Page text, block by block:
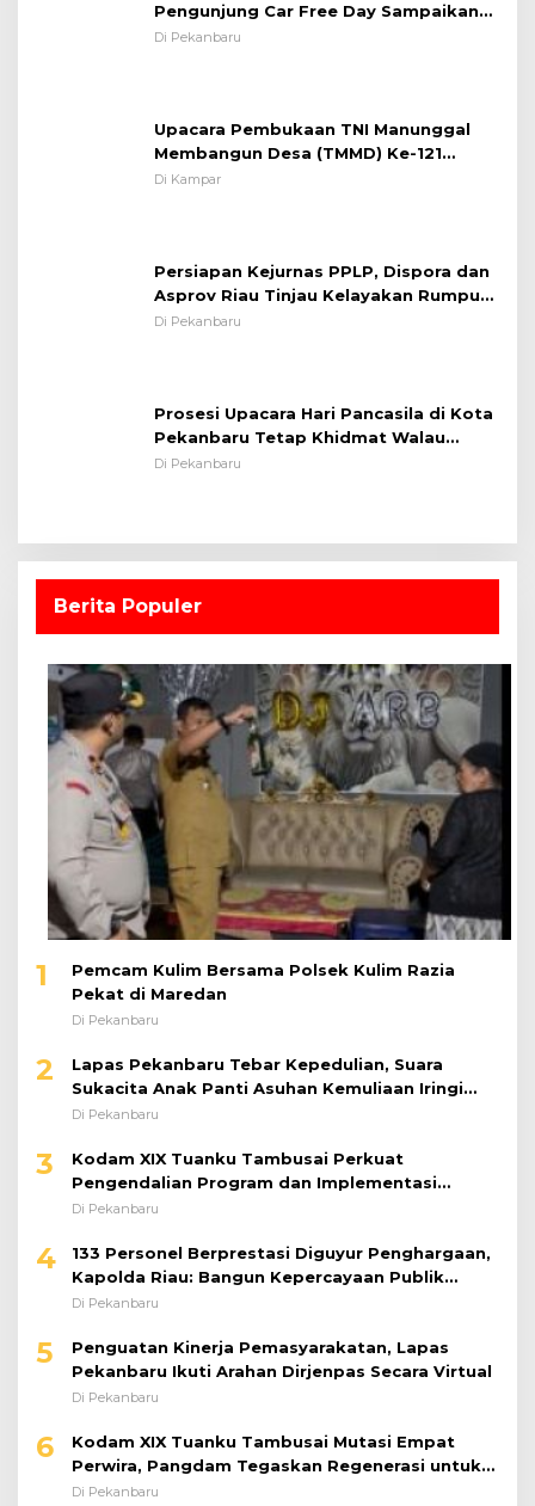
Pengunjung Car Free Day Sampaikan
Pesan Edukasi Kamtibmas &
Di Pekanbaru
Upacara Pembukaan TNI Manunggal
Membangun Desa (TMMD) Ke-121
Kodim 0313/KPR Tahun 2024) ?
Di Kampar
Persiapan Kejurnas PPLP, Dispora dan
Asprov Riau Tinjau Kelayakan Rumput
Lapangan Sepakbola
Di Pekanbaru
Prosesi Upacara Hari Pancasila di Kota
Pekanbaru Tetap Khidmat Walau
Dalam Ruangan
Di Pekanbaru
Berita Populer
1
Pemcam Kulim Bersama Polsek Kulim Razia
Pekat di Maredan
Di Pekanbaru
2
Lapas Pekanbaru Tebar Kepedulian, Suara
Sukacita Anak Panti Asuhan Kemuliaan Iringi
Bantuan Sosial
Di Pekanbaru
3
Kodam XIX Tuanku Tambusai Perkuat
Pengendalian Program dan Implementasi
Doktrin TNI AD
Di Pekanbaru
4
133 Personel Berprestasi Diguyur Penghargaan,
Kapolda Riau: Bangun Kepercayaan Publik
dengan Karya Nyata
Di Pekanbaru
5
Penguatan Kinerja Pemasyarakatan, Lapas
Pekanbaru Ikuti Arahan Dirjenpas Secara Virtual
Di Pekanbaru
6
Kodam XIX Tuanku Tambusai Mutasi Empat
Perwira, Pangdam Tegaskan Regenerasi untuk
Perkuat Kinerja Satuan
Di Pekanbaru